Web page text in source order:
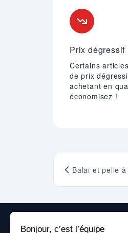
Prix dégressif
Certains
de prix
achetant en
économisez !
Balai et pelle